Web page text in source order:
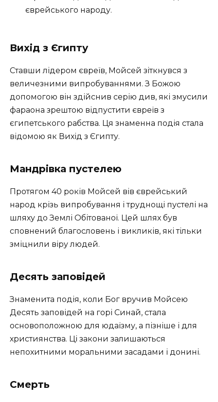
єврейського народу.
Вихід з Єгипту
Ставши лідером євреїв, Мойсей зіткнувся з
величезними випробуваннями. З Божою
допомогою він здійснив серію див, які змусили
фараона зрештою відпустити євреїв з
єгипетського рабства. Ця знаменна подія стала
відомою як Вихід з Єгипту.
Мандрівка пустелею
Протягом 40 років Мойсей вів єврейський
народ крізь випробування і труднощі пустелі на
шляху до Землі Обітованої. Цей шлях був
сповнений благословень і викликів, які тільки
зміцнили віру людей.
Десять заповідей
Знаменита подія, коли Бог вручив Мойсею
Десять заповідей на горі Синай, стала
основоположною для юдаїзму, а пізніше і для
християнства. Ці закони залишаються
непохитними моральними засадами і донині.
Смерть